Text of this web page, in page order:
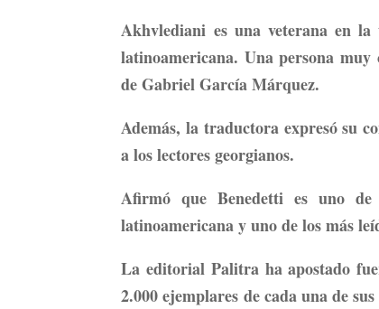
Akhvlediani es una veterana en
latinoamericana. Una persona
de Gabriel García Márquez.
Además, la traductora expresó su
a los lectores georgianos.
Afirmó que Benedetti es uno
latinoamericana y uno de los más
La editorial Palitra ha apostado
2.000 ejemplares de cada una de